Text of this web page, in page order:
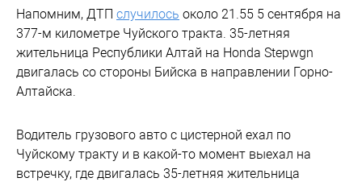
Напомним, ДТП случилось около 21.55 5 сентября на
377-м километре Чуйского тракта. 35-летняя
жительница Республики Алтай на Honda Stepwgn
двигалась со стороны Бийска в направлении Горно-
Алтайска.
Водитель грузового авто с цистерной ехал по
Чуйскому тракту и в какой-то момент выехал на
встречку, где двигалась 35-летняя жительница